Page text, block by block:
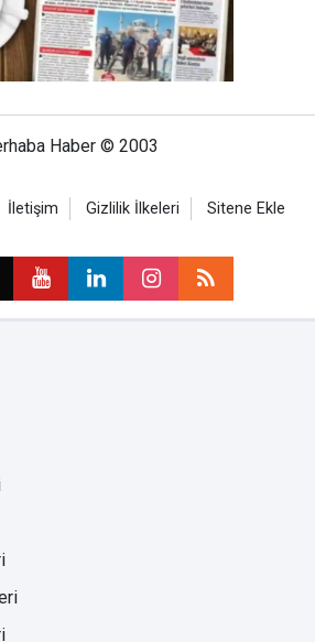
Haber © 2003
İletişim Gizlilik İlkeleri Sitene Ekle